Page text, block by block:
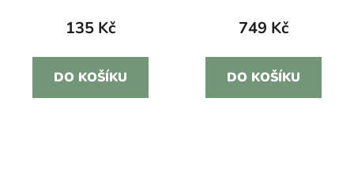
135 Kč
DO KOŠÍKU
749 Kč
DO KOŠÍKU